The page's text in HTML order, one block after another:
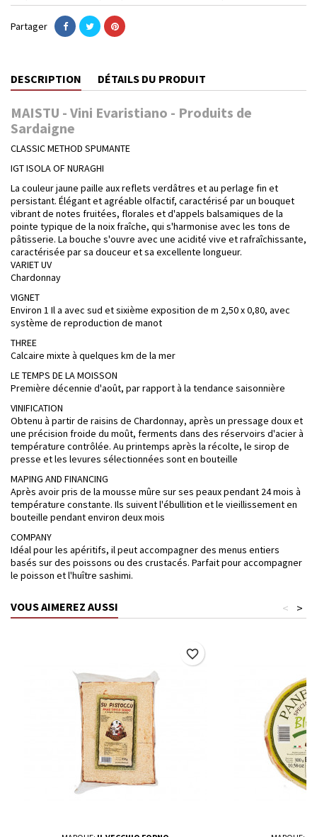
Partager
DESCRIPTION DÉTAILS DU PRODUIT
MAISTU - Vini Evaristiano - Produits de
Sardaigne
CLASSIC METHOD SPUMANTE
IGT ISOLA OF NURAGHI
La couleur jaune paille aux reflets verdâtres et au perlage fin et
persistant. Élégant et agréable olfactif, caractérisé par un bouquet
vibrant de notes fruitées, florales et d'appels balsamiques de la
pointe typique de la noix fraîche, qui s'harmonise avec les tons de
pâtisserie. La bouche s'ouvre avec une acidité vive et rafraîchissante,
caractérisée par sa douceur et sa excellente longueur.
VARIET UV
Chardonnay
VIGNET
Environ 1 Il a avec sud et sixième exposition de m 2,50 x 0,80, avec
système de reproduction de manot
THREE
Calcaire mixte à quelques km de la mer
LE TEMPS DE LA MOISSON
Première décennie d'août, par rapport à la tendance saisonnière
VINIFICATION
Obtenu à partir de raisins de Chardonnay, après un pressage doux et
une précision froide du moût, ferments dans des réservoirs d'acier à
température contrôlée. Au printemps après la récolte, le sirop de
presse et les levures sélectionnées sont en bouteille
MAPING AND FINANCING
Après avoir pris de la mousse mûre sur ses peaux pendant 24 mois à
température constante. Ils suivent l'ébullition et le vieillissement en
bouteille pendant environ deux mois
COMPANY
Idéal pour les apéritifs, il peut accompagner des menus entiers
basés sur des poissons ou des crustacés. Parfait pour accompagner
le poisson et l'huître sashimi.
VOUS AIMEREZ AUSSI >
<
favorite_border